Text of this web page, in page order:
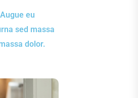
eu
sed massa
dolor.